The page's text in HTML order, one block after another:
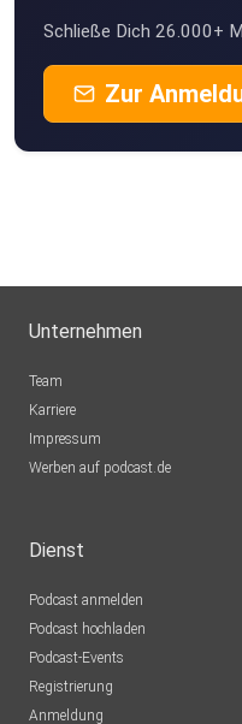
now
Jussuf
KarlWillyCoyote
vohralikanke
123robby
SunnyHWI
Schließe Dich 26.000+
Zur
Unternehmen
Team
Karriere
Impressum
Werben auf podcast.de
Dienst
Podcast anmelden
Podcast hochladen
Podcast-Events
Registrierung
Anmeldung